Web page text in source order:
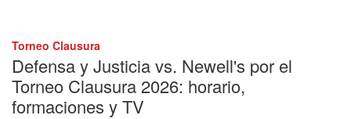
Torneo Clausura
Defensa y Justicia vs. Newell's por el
Torneo Clausura 2026: horario,
formaciones y TV